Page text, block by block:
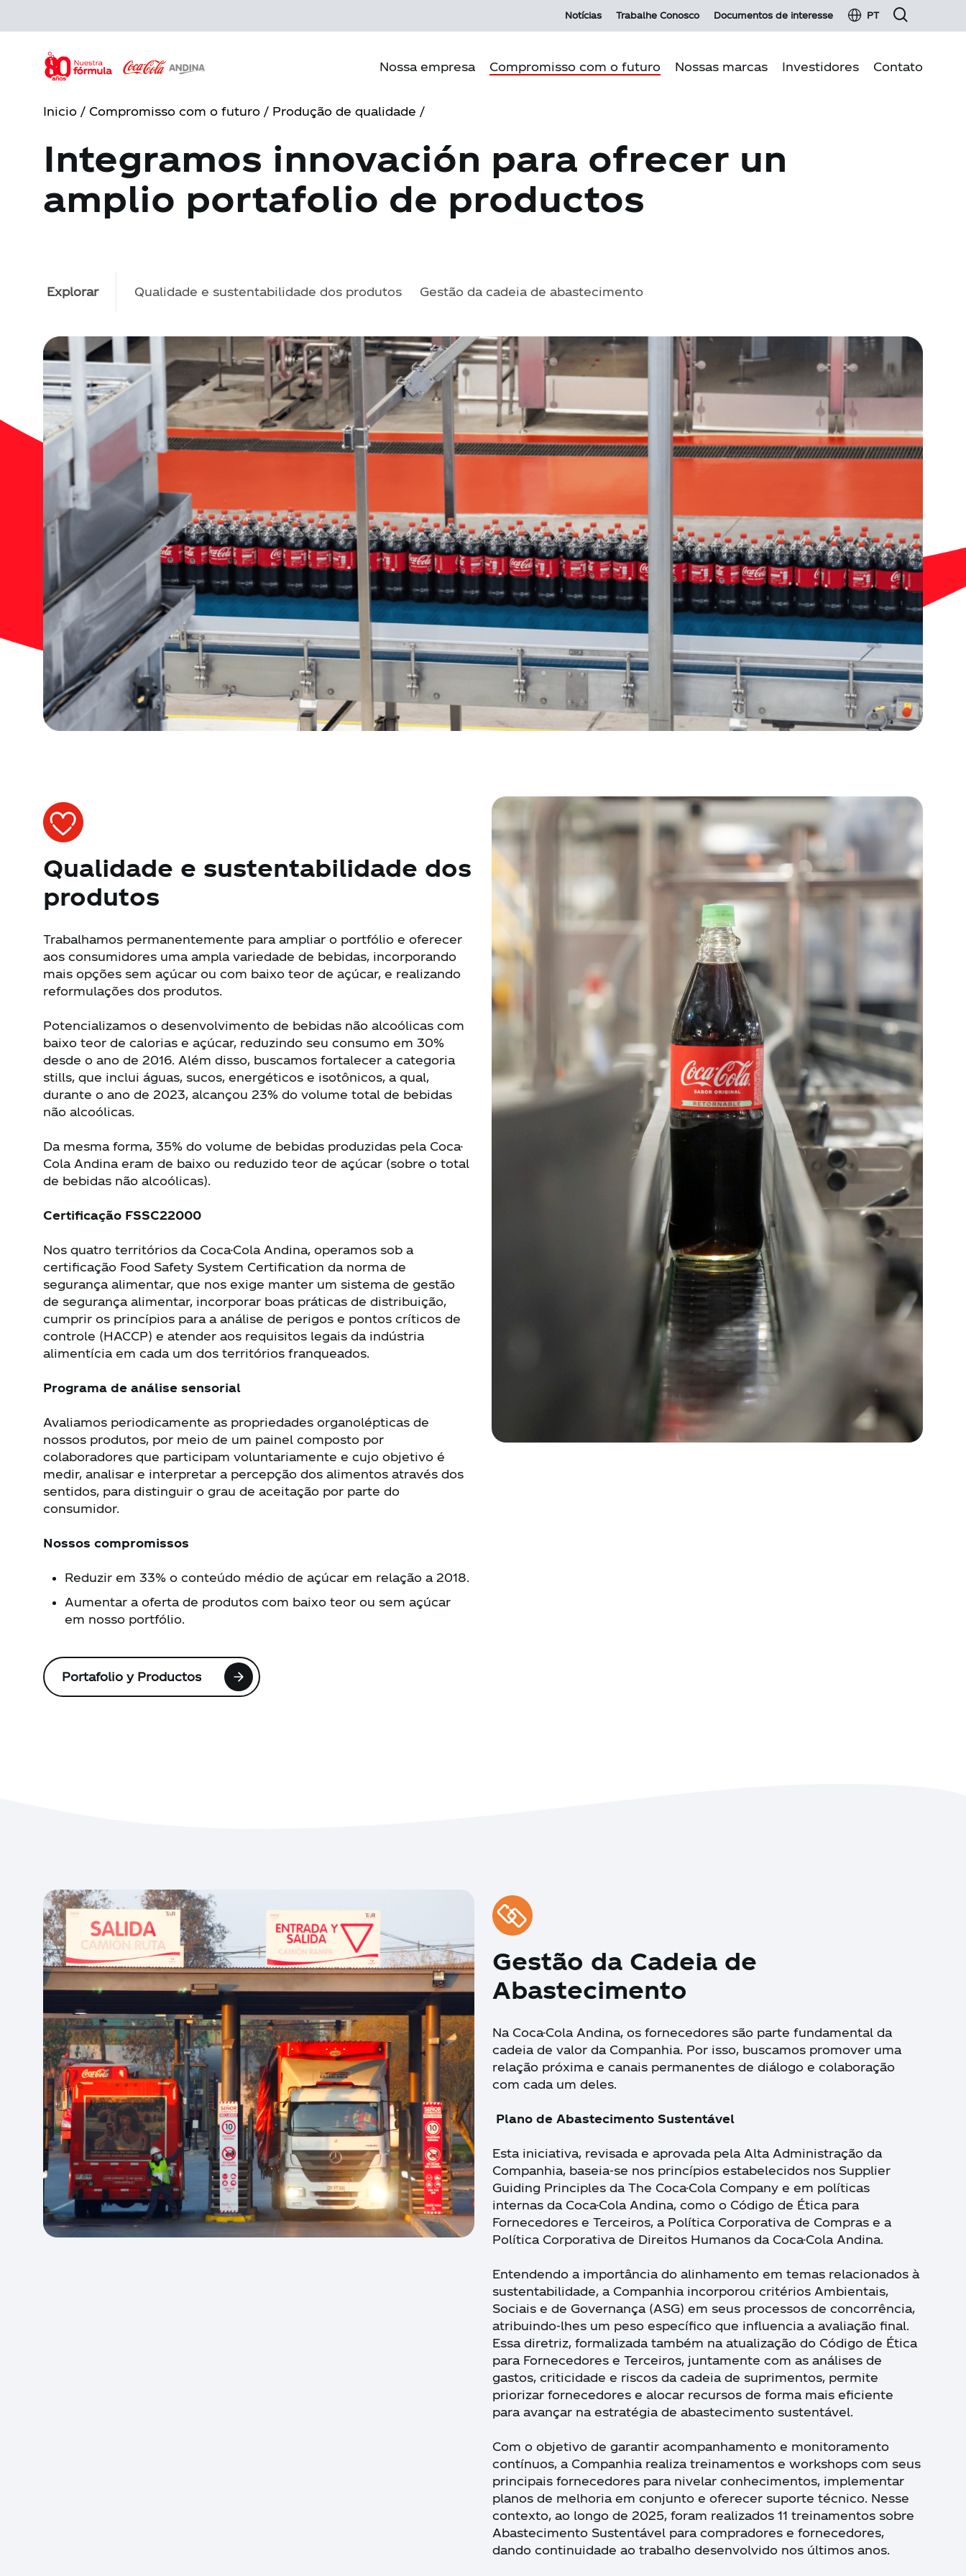
content
Notícias Trabalhe Conosco Documentos de interesse PT
Nossa empresa
Nossa cultura
Nossa história
Nossas operações
Compromisso com o futuro
Meio ambiente
Comunidade
Nossas marcas Investidores
Renda fixa
Contato
Inicio / Compromisso com o futuro / Produção de qualidade /
Integramos innovación para ofrecer un
amplio portafolio de productos
Explorar Qualidade e sustentabilidade dos produtos Gestão da cadeia de abastecimento
Qualidade e sustentabilidade dos
produtos
Trabalhamos permanentemente para ampliar o portfólio e oferecer
aos consumidores uma ampla variedade de bebidas, incorporando
mais opções sem açúcar ou com baixo teor de açúcar, e realizando
reformulações dos produtos.
Potencializamos o desenvolvimento de bebidas não alcoólicas com
baixo teor de calorias e açúcar, reduzindo seu consumo em 30%
desde o ano de 2016. Além disso, buscamos fortalecer a categoria
stills, que inclui águas, sucos, energéticos e isotônicos, a qual,
durante o ano de 2023, alcançou 23% do volume total de bebidas
não alcoólicas.
Da mesma forma, 35% do volume de bebidas produzidas pela Coca-
Cola Andina eram de baixo ou reduzido teor de açúcar (sobre o total
de bebidas não alcoólicas).
Certificação FSSC22000
Nos quatro territórios da Coca-Cola Andina, operamos sob a
certificação Food Safety System Certification da norma de
segurança alimentar, que nos exige manter um sistema de gestão
de segurança alimentar, incorporar boas práticas de distribuição,
cumprir os princípios para a análise de perigos e pontos críticos de
controle (HACCP) e atender aos requisitos legais da indústria
alimentícia em cada um dos territórios franqueados.
Programa de análise sensorial
Avaliamos periodicamente as propriedades organolépticas de
nossos produtos, por meio de um painel composto por
colaboradores que participam voluntariamente e cujo objetivo é
medir, analisar e interpretar a percepção dos alimentos através dos
sentidos, para distinguir o grau de aceitação por parte do
consumidor.
Nossos compromissos
Reduzir em 33% o conteúdo médio de açúcar em relação a 2018.
Aumentar a oferta de produtos com baixo teor ou sem açúcar
em nosso portfólio.
Portafolio y Productos
Gestão da Cadeia de
Abastecimento
Na Coca-Cola Andina, os fornecedores são parte fundamental da
cadeia de valor da Companhia. Por isso, buscamos promover uma
relação próxima e canais permanentes de diálogo e colaboração
com cada um deles.
Plano de Abastecimento Sustentável
Esta iniciativa, revisada e aprovada pela Alta Administração da
Companhia, baseia-se nos princípios estabelecidos nos Supplier
Guiding Principles da The Coca-Cola Company e em políticas
internas da Coca-Cola Andina, como o Código de Ética para
Fornecedores e Terceiros, a Política Corporativa de Compras e a
Política Corporativa de Direitos Humanos da Coca-Cola Andina.
Entendendo a importância do alinhamento em temas relacionados à
sustentabilidade, a Companhia incorporou critérios Ambientais,
Sociais e de Governança (ASG) em seus processos de concorrência,
atribuindo-lhes um peso específico que influencia a avaliação final.
Essa diretriz, formalizada também na atualização do Código de Ética
para Fornecedores e Terceiros, juntamente com as análises de
gastos, criticidade e riscos da cadeia de suprimentos, permite
priorizar fornecedores e alocar recursos de forma mais eficiente
para avançar na estratégia de abastecimento sustentável.
Com o objetivo de garantir acompanhamento e monitoramento
contínuos, a Companhia realiza treinamentos e workshops com seus
principais fornecedores para nivelar conhecimentos, implementar
planos de melhoria em conjunto e oferecer suporte técnico. Nesse
contexto, ao longo de 2025, foram realizados 11 treinamentos sobre
Abastecimento Sustentável para compradores e fornecedores,
dando continuidade ao trabalho desenvolvido nos últimos anos.